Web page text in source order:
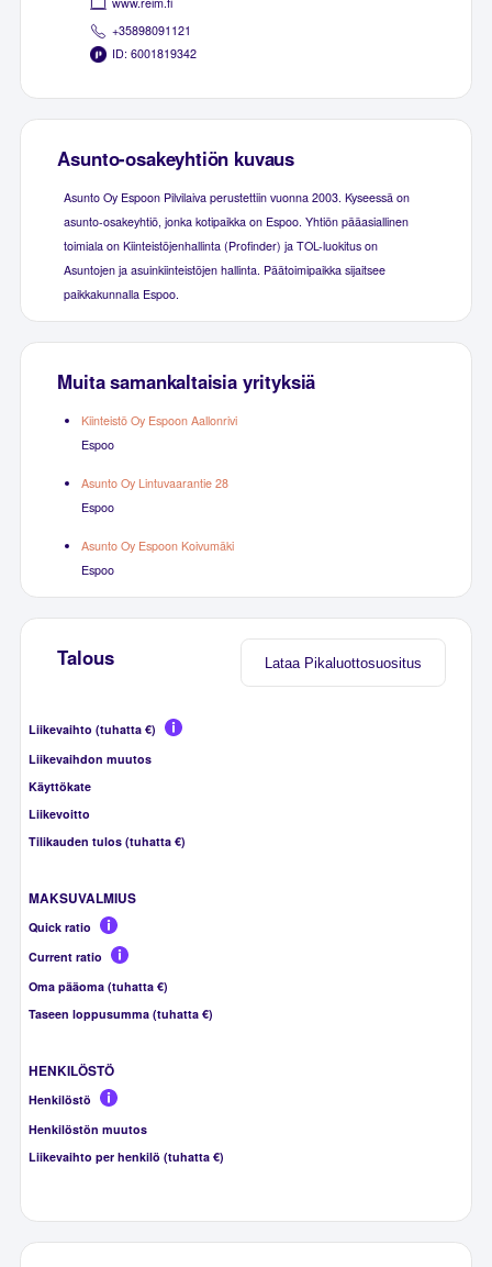
+35898091121
ID: 6001819342
Asunto-osakeyhtiön kuvaus
Asunto Oy Espoon Pilvilaiva perustettiin vuonna 2003. Kyseessä on
asunto-osakeyhtiö, jonka kotipaikka on Espoo. Yhtiön pääasiallinen
toimiala on Kiinteistöjenhallinta (Profinder) ja TOL-luokitus on
Asuntojen ja asuinkiinteistöjen hallinta. Päätoimipaikka sijaitsee
paikkakunnalla Espoo.
Muita samankaltaisia yrityksiä
Kiinteistö Oy Espoon Aallonrivi
Espoo
Asunto Oy Lintuvaarantie 28
Espoo
Asunto Oy Espoon Koivumäki
Espoo
Lataa Pikaluottosuositus
Talous
Liikevaihto (tuhatta €)
Liikevaihdon muutos
Käyttökate
Liikevoitto
Tilikauden tulos (tuhatta €)
MAKSUVALMIUS
Quick ratio
Current ratio
Oma pääoma (tuhatta €)
Taseen loppusumma (tuhatta €)
HENKILÖSTÖ
Henkilöstö
Henkilöstön muutos
Liikevaihto per henkilö (tuhatta €)